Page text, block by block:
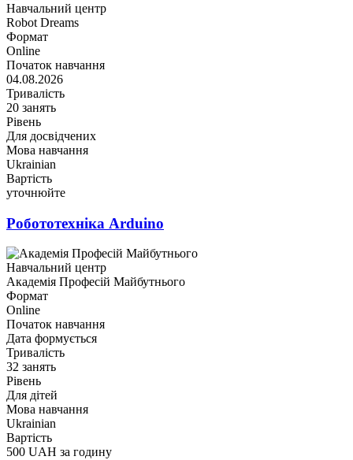
Навчальний центр
Robot Dreams
Формат
Online
Початок навчання
04.08.2026
Тривалість
20 занять
Рівень
Для досвідчених
Мова навчання
Ukrainian
Вартість
уточнюйте
Робототехніка Arduino
Навчальний центр
Академія Професій Майбутнього
Формат
Online
Початок навчання
Дата формується
Тривалість
32 занять
Рівень
Для дітей
Мова навчання
Ukrainian
Вартість
500 UAH за годину